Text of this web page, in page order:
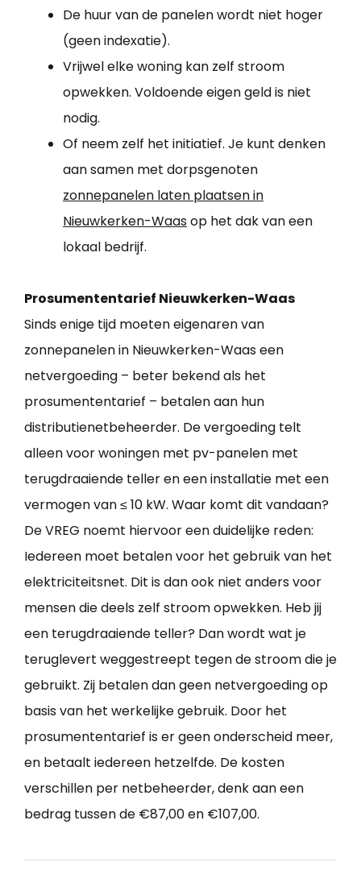
De huur van de panelen wordt niet hoger
(geen indexatie).
Vrijwel elke woning kan zelf stroom
opwekken. Voldoende eigen geld is niet
nodig.
Of neem zelf het initiatief. Je kunt denken
aan samen met dorpsgenoten
zonnepanelen laten plaatsen in
Nieuwkerken-Waasop het dak van een
lokaal bedrijf.
Prosumententarief Nieuwkerken-Waas
Sinds enige tijd moeten eigenaren van
zonnepanelen in Nieuwkerken-Waas een
netvergoeding – beter bekend als het
prosumententarief – betalen aan hun
distributienetbeheerder. De vergoeding telt
alleen voor woningen met pv-panelen met
terugdraaiende teller en een installatie met een
vermogen van ≤ 10 kW. Waar komt dit vandaan?
De VREG noemt hiervoor een duidelijke reden:
Iedereen moet betalen voor het gebruik van het
elektriciteitsnet. Dit is dan ook niet anders voor
mensen die deels zelf stroom opwekken. Heb jij
een terugdraaiende teller? Dan wordt wat je
teruglevert weggestreept tegen de stroom die je
gebruikt. Zij betalen dan geen netvergoeding op
basis van het werkelijke gebruik. Door het
prosumententarief is er geen onderscheid meer,
en betaalt iedereen hetzelfde. De kosten
verschillen per netbeheerder, denk aan een
bedrag tussen de €87,00 en €107,00.